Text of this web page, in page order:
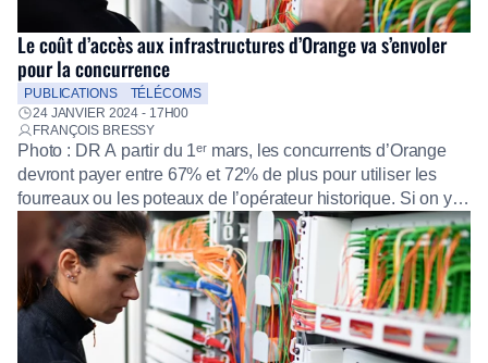
Le coût d’accès aux infrastructures d’Orange va s’envoler
pour la concurrence
PUBLICATIONS
TÉLÉCOMS
24 JANVIER 2024 - 17H00
FRANÇOIS BRESSY
Photo : DR A partir du 1ᵉʳ mars, les concurrents d’Orange
devront payer entre 67% et 72% de plus pour utiliser les
fourreaux ou les poteaux de l’opérateur historique. Si on y
ajoute une nouvelle augmentation de 22% à 28% prévue
pour début 2025, ce droit d’accès aux infrastructures de
génie civil d’Orange aura doublé en […]